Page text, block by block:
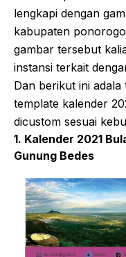
lengkapi dengan
kabupaten
gambar tersebut
instansi terkait
Dan berikut ini
template kalender
dicustom sesuai
1. Kalender 2021
Gunung Bedes